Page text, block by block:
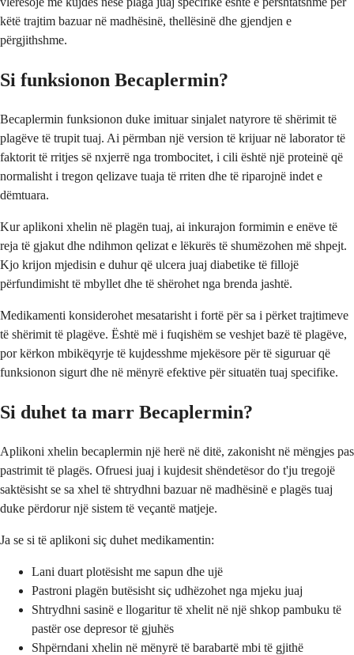
këtë trajtim bazuar në madhësinë, thellësinë dhe gjendjen e
përgjithshme.
Si funksionon Becaplermin?
Becaplermin funksionon duke imituar sinjalet natyrore të shërimit të
plagëve të trupit tuaj. Ai përmban një version të krijuar në laborator të
faktorit të rritjes së nxjerrë nga trombocitet, i cili është një proteinë që
normalisht i tregon qelizave tuaja të rriten dhe të riparojnë indet e
dëmtuara.
Kur aplikoni xhelin në plagën tuaj, ai inkurajon formimin e enëve të
reja të gjakut dhe ndihmon qelizat e lëkurës të shumëzohen më shpejt.
Kjo krijon mjedisin e duhur që ulcera juaj diabetike të fillojë
përfundimisht të mbyllet dhe të shërohet nga brenda jashtë.
Medikamenti konsiderohet mesatarisht i fortë për sa i përket trajtimeve
të shërimit të plagëve. Është më i fuqishëm se veshjet bazë të plagëve,
por kërkon mbikëqyrje të kujdesshme mjekësore për të siguruar që
funksionon sigurt dhe në mënyrë efektive për situatën tuaj specifike.
Si duhet ta marr Becaplermin?
Aplikoni xhelin becaplermin një herë në ditë, zakonisht në mëngjes pas
pastrimit të plagës. Ofruesi juaj i kujdesit shëndetësor do t'ju tregojë
saktësisht se sa xhel të shtrydhni bazuar në madhësinë e plagës tuaj
duke përdorur një sistem të veçantë matjeje.
Ja se si të aplikoni siç duhet medikamentin:
Lani duart plotësisht me sapun dhe ujë
Pastroni plagën butësisht siç udhëzohet nga mjeku juaj
Shtrydhni sasinë e llogaritur të xhelit në një shkop pambuku të
pastër ose depresor të gjuhës
Shpërndani xhelin në mënyrë të barabartë mbi të gjithë